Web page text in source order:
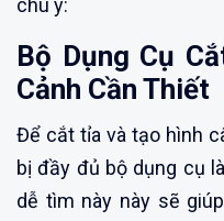
chú ý:
Bộ Dụng Cụ
Cảnh Cần Thiết
Để cắt tỉa và tạo hình
bị đầy đủ bộ dụng cụ
dễ tìm này này sẽ